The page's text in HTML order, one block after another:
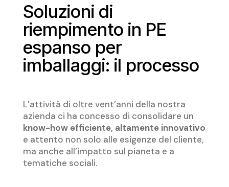
Soluzioni di
riempimento in PE
espanso per
imballaggi: il processo
L’attività di oltre vent’anni della nostra
azienda ci ha concesso di consolidare un
know-how efficiente, altamente innovativo
e attento non solo alle esigenze del cliente,
ma anche all’impatto sul pianeta e a
tematiche sociali.